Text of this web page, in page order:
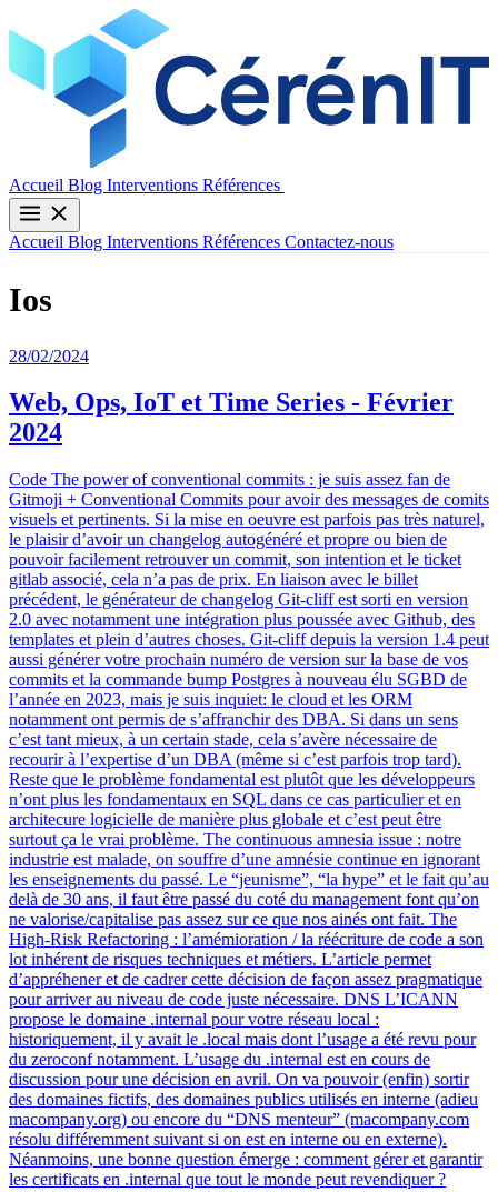
Accueil Blog Interventions Références
Accueil Blog Interventions Références Contactez-nous
Ios
28/02/2024
Web, Ops, IoT et Time Series - Février
2024
Code The power of conventional commits : je suis assez fan de
Gitmoji + Conventional Commits pour avoir des messages de comits
visuels et pertinents. Si la mise en oeuvre est parfois pas très naturel,
le plaisir d’avoir un changelog autogénéré et propre ou bien de
pouvoir facilement retrouver un commit, son intention et le ticket
gitlab associé, cela n’a pas de prix. En liaison avec le billet
précédent, le générateur de changelog Git-cliff est sorti en version
2.0 avec notamment une intégration plus poussée avec Github, des
templates et plein d’autres choses. Git-cliff depuis la version 1.4 peut
aussi générer votre prochain numéro de version sur la base de vos
commits et la commande bump Postgres à nouveau élu SGBD de
l’année en 2023, mais je suis inquiet: le cloud et les ORM
notamment ont permis de s’affranchir des DBA. Si dans un sens
c’est tant mieux, à un certain stade, cela s’avère nécessaire de
recourir à l’expertise d’un DBA (même si c’est parfois trop tard).
Reste que le problème fondamental est plutôt que les développeurs
n’ont plus les fondamentaux en SQL dans ce cas particulier et en
architecure logicielle de manière plus globale et c’est peut être
surtout ça le vrai problème. The continuous amnesia issue : notre
industrie est malade, on souffre d’une amnésie continue en ignorant
les enseignements du passé. Le “jeunisme”, “la hype” et le fait qu’au
delà de 30 ans, il faut être passé du coté du management font qu’on
ne valorise/capitalise pas assez sur ce que nos ainés ont fait. The
High-Risk Refactoring : l’amémioration / la réécriture de code a son
lot inhérent de risques techniques et métiers. L’article permet
d’appréhener et de cadrer cette décision de façon assez pragmatique
pour arriver au niveau de code juste nécessaire. DNS L’ICANN
propose le domaine .internal pour votre réseau local :
historiquement, il y avait le .local mais dont l’usage a été revu pour
du zeroconf notamment. L’usage du .internal est en cours de
discussion pour une décision en avril. On va pouvoir (enfin) sortir
des domaines fictifs, des domaines publics utilisés en interne (adieu
macompany.org) ou encore du “DNS menteur” (macompany.com
résolu différemment suivant si on est en interne ou en externe).
Néanmoins, une bonne question émerge : comment gérer et garantir
les certificats en .internal que tout le monde peut revendiquer ?